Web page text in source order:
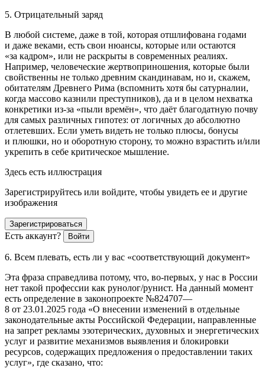
5. Отрицательный заряд
В любой системе, даже в той, которая отшлифована годами
и даже веками, есть свои нюансы, которые или остаются
«за кадром», или не раскрыты в современных реалиях.
Например, человеческие жертвоприношения, которые были
свойственны не только древним скандинавам, но и, скажем,
обитателям Древнего Рима (вспомнить хотя бы сатурналии,
когда массово казнили преступников), да и в целом нехватка
конкретики из-за «пыли времён», что даёт благодатную почву
для самых различных гипотез: от логичных до абсолютно
отлетевших. Если уметь видеть не только плюсы, бонусы
и плюшки, но и оборотную сторону, то можно взрастить и/или
укрепить в себе критическое мышление.
Здесь есть иллюстрация
Зарегистрируйтесь или войдите, чтобы увидеть ее и другие
изображения
Зарегистрироваться
Есть аккаунт? Войти
6. Всем плевать, есть ли у вас «соответствующий документ»
Эта фраза справедлива потому, что, во-первых, у нас в России
нет такой профессии как рунолог/рунист. На данный момент
есть определение в законопроекте №824707—
8 от 23.01.2025 года «О внесении изменений в отдельные
законодательные акты Российской Федерации, направленные
на запрет рекламы эзотерических, духовных и энергетических
услуг и развитие механизмов выявления и блокировки
ресурсов, содержащих предложения о предоставлении таких
услуг», где сказано, что: